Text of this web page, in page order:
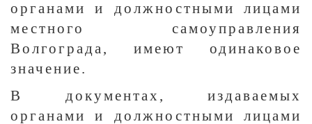
органами и должностными лицами
местного самоуправления
Волгограда, имеют одинаковое
значение.
В документах, издаваемых
органами и должностными лицами